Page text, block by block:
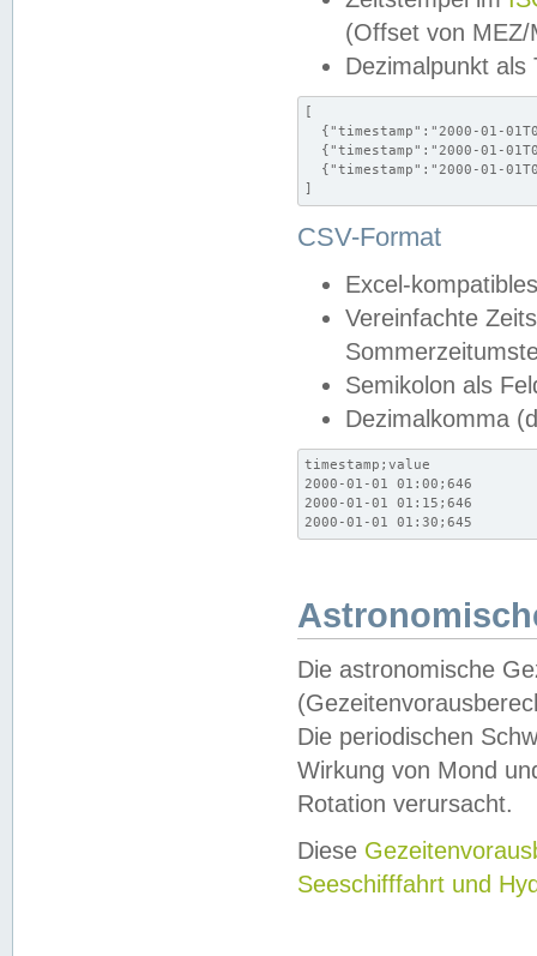
(Offset von MEZ/
Dezimalpunkt als
[
{"timestamp":"2000-01-
{"timestamp":"2000-01-
{"timestamp":"2000-01-
]
CSV-Format
Excel-
Vereinfachte
Semikolon als
Dezimalkomma
timestamp;value
2000-01-01 01:00;646
2000-01-01 01:15;646
2000-01-01 01:30;645
Die astronomische
Die periodischen
Wirkung von Mond
Rotation verursacht.
Diese
Seeschifffahrt und